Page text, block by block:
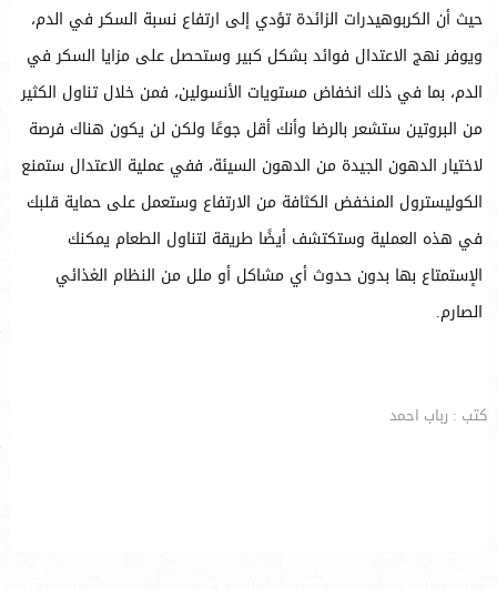
حيث أن الكربوهيدرات الزائدة تؤدي إلى ارتفاع نسبة السكر في الدم،
ويوفر نهج الاعتدال فوائد بشكل كبير وستحصل على مزايا السكر في
الدم، بما في ذلك انخفاض مستويات الأنسولين، فمن خلال تناول الكثير
من البروتين ستشعر بالرضا وأنك أقل جوعًا ولكن لن يكون هناك فرصة
لاختيار الدهون الجيدة من الدهون السيئة، ففي عملية الاعتدال ستمنع
الكوليسترول المنخفض الكثافة من الارتفاع وستعمل على حماية قلبك
في هذه العملية وستكتشف أيضًا طريقة لتناول الطعام يمكنك
الإستمتاع بها بدون حدوث أي مشاكل أو ملل من النظام الغذائي
الصارم.
كتب : رباب احمد